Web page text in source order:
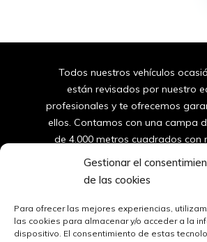
Gestionar el
de las cookies
Para ofrecer las mejores experiencias,
las cookies para almacenar y/o acceder a la
dispositivo. El consentimiento de estas
Todos nuestros vehículos
están revisados por nuestro
profesionales y te ofrecemos
ellos. Contamos con una campa
de 4.000 metros cuadrados con
furgonetas y coches de
96150 10